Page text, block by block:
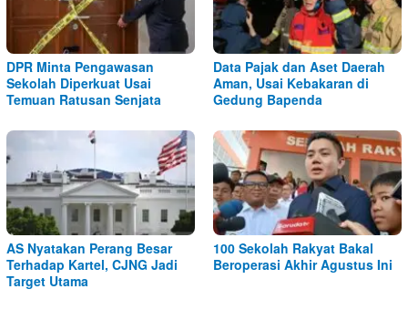
DPR Minta Pengawasan
Sekolah Diperkuat Usai
Temuan Ratusan Senjata
Data Pajak dan Aset Daerah
Aman, Usai Kebakaran di
Gedung Bapenda
AS Nyatakan Perang Besar
Terhadap Kartel, CJNG Jadi
Target Utama
100 Sekolah Rakyat Bakal
Beroperasi Akhir Agustus Ini